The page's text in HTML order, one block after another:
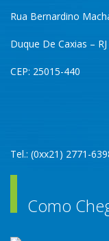
Rua Bernardino
Duque De Caxias – RJ
CEP: 25015-440
Tel.: (0xx21) 2771-
Como